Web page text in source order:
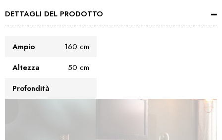
DETTAGLI DEL PRODOTTO
Ampio
160 cm
Altezza
50 cm
Profondità